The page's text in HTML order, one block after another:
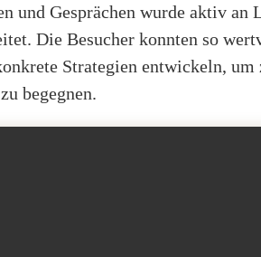
und Gesprächen wurde aktiv an
Die Besucher konnten so
Strategien entwickeln,
begegnen.